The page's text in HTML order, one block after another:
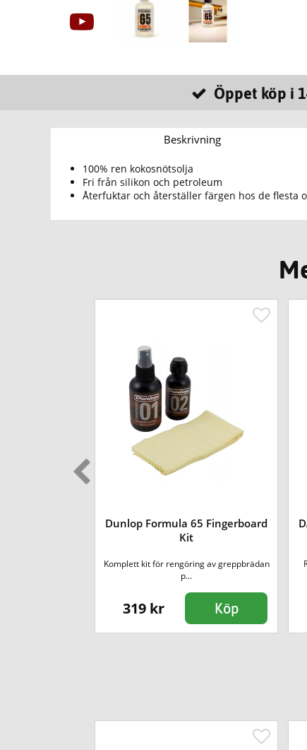
Öppet köp i
Beskrivning
100% ren kokosnötsolja
Fri från silikon och petroleum
Återfuktar och återställer färgen hos de flesta
Dunlop Formula 65 Fingerboard
Kit
Komplett kit för rengöring av greppbrädan
p...
319 kr Köp